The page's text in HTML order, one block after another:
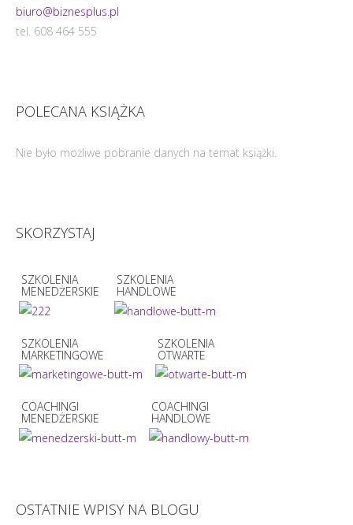
biuro@biznesplus.pl
tel. 608 464 555
POLECANA KSIĄŻKA
Nie było możliwe pobranie danych na temat książki.
SKORZYSTAJ
SZKOLENIA
MENEDŻERSKIE
SZKOLENIA
HANDLOWE
SZKOLENIA
MARKETINGOWE
SZKOLENIA
OTWARTE
COACHINGI
MENEDŻERSKIE
COACHINGI
HANDLOWE
OSTATNIE WPISY NA BLOGU